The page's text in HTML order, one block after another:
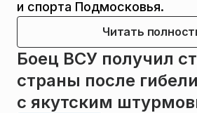
и спорта Подмосковья.
Читать
Боец ВСУ получил
страны после
с якутским